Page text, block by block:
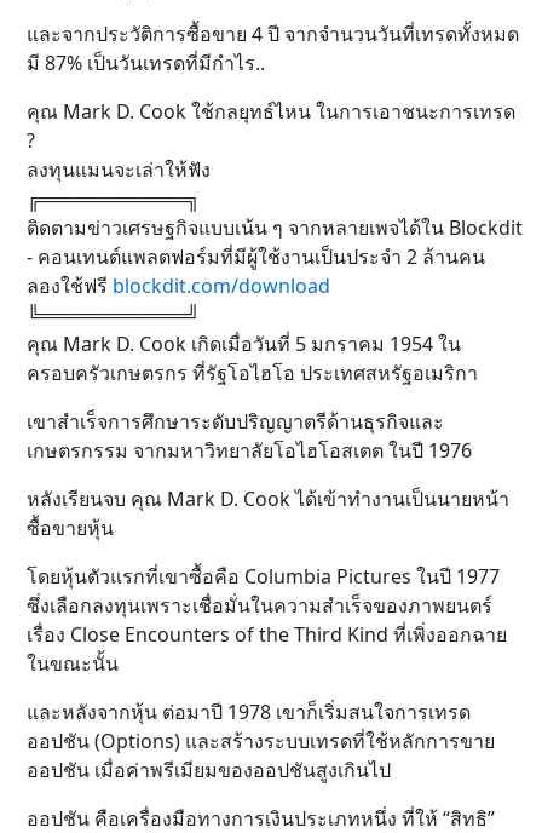
และจากประวัติการซื้อขาย 4 ปี จากจำนวนวันที่เทรดทั้งหมด
มี 87% เป็นวันเทรดที่มีกำไร..
คุณ Mark D. Cook ใช้กลยุทธ์ไหน ในการเอาชนะการเทรด
?
ลงทุนแมนจะเล่าให้ฟัง
╔═══════════╗
ติดตามข่าวเศรษฐกิจแบบเน้น ๆ จากหลายเพจได้ใน Blockdit
- คอนเทนต์แพลตฟอร์มที่มีผู้ใช้งานเป็นประจำ 2 ล้านคน
ลองใช้ฟรี blockdit.com/download
╚═══════════╝
คุณ Mark D. Cook เกิดเมื่อวันที่ 5 มกราคม 1954 ใน
ครอบครัวเกษตรกร ที่รัฐโอไฮโอ ประเทศสหรัฐอเมริกา
เขาสำเร็จการศึกษาระดับปริญญาตรีด้านธุรกิจและ
เกษตรกรรม จากมหาวิทยาลัยโอไฮโอสเตต ในปี 1976
หลังเรียนจบ คุณ Mark D. Cook ได้เข้าทำงานเป็นนายหน้า
ซื้อขายหุ้น
โดยหุ้นตัวแรกที่เขาซื้อคือ Columbia Pictures ในปี 1977
ซึ่งเลือกลงทุนเพราะเชื่อมั่นในความสำเร็จของภาพยนตร์
เรื่อง Close Encounters of the Third Kind ที่เพิ่งออกฉาย
ในขณะนั้น
และหลังจากหุ้น ต่อมาปี 1978 เขาก็เริ่มสนใจการเทรด
ออปชัน (Options) และสร้างระบบเทรดที่ใช้หลักการขาย
ออปชัน เมื่อค่าพรีเมียมของออปชันสูงเกินไป
ออปชัน คือเครื่องมือทางการเงินประเภทหนึ่ง ที่ให้ “สิทธิ”